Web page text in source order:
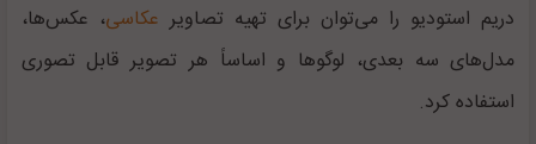
دریم استودیو را می‌توان برای تهیه تصاویر عکاسی، عکس‌ها،
مدل‌های سه بعدی، لوگوها و اساساً هر تصویر قابل تصوری
استفاده کرد.